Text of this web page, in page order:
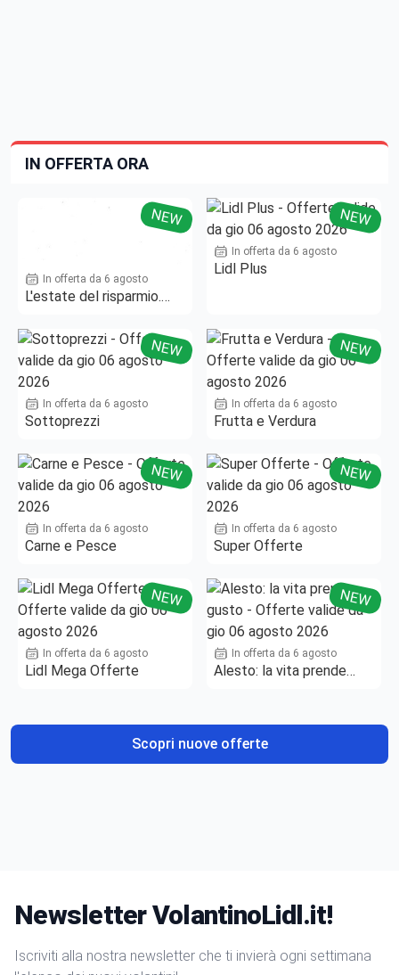
IN OFFERTA ORA
NEW
In offerta da 6 agosto
L'estate del risparmio.
NEW
In offerta da 6 agosto
Lidl Plus
NEW
In offerta da 6 agosto
Sottoprezzi
NEW
In offerta da 6 agosto
Frutta e Verdura
NEW
In offerta da 6 agosto
Carne e Pesce
NEW
In offerta da 6 agosto
Super Offerte
NEW
In offerta da 6 agosto
Lidl Mega Offerte
NEW
In offerta da 6 agosto
Alesto: la vita prende
Scopri nuove offerte
Newsletter VolantinoLidl.it!
Iscriviti alla nostra newsletter che ti invierà ogni settimana